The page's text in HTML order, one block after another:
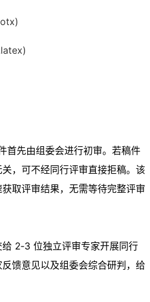
首先由组委会进行初审。若稿件
，可不经同行评审直接拒稿。该
取评审结果，无需等待完整评审
2‑3 位独立评审专家开展同行
馈意见以及组委会综合研判，给